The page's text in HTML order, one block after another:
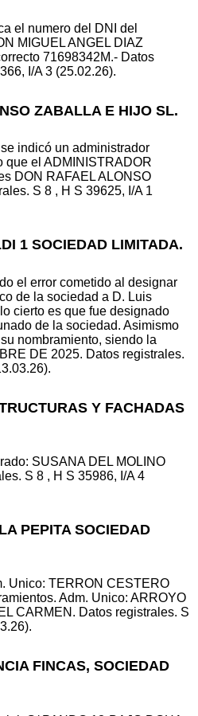
el numero del DNI del
MIGUEL ANGEL DIAZ
71698342M.- Datos
I/A 3 (25.02.26).
ZABALLA E HIJO SL.
indicó un administrador
que el ADMINISTRADOR
DON RAFAEL ALONSO
S 8 , H S 39625, I/A 1
1 SOCIEDAD LIMITADA.
el error cometido al designar
de la sociedad a D. Luis
cierto es que fue designado
de la sociedad. Asimismo
nombramiento, siendo la
DE 2025. Datos registrales.
Y FACHADAS
SUSANA DEL MOLINO
S 8 , H S 35986, I/A 4
PEPITA SOCIEDAD
Unico: TERRON CESTERO
Adm. Unico: ARROYO
CARMEN. Datos registrales. S
FINCAS, SOCIEDAD